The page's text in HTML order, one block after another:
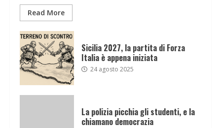
Read More
Sicilia 2027, la partita di Forza
Italia è appena iniziata
24 agosto 2025
La polizia picchia gli studenti, e la
chiamano democrazia